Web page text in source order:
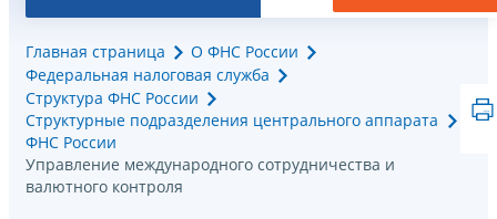
Главная страница
О ФНС России
Федеральная налоговая служба
Структура ФНС России
Структурные подразделения центрального аппарата
ФНС России
Управление международного сотрудничества и
валютного контроля